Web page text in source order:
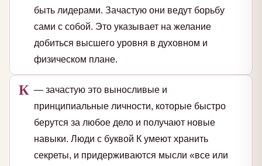
быть лидерами. Зачастую они ведут борьбу
сами с собой. Это указывает на желание
добиться высшего уровня в духовном и
физическом плане.
К — зачастую это выносливые и
принципиальные личности, которые быстро
берутся за любое дело и получают новые
навыки. Люди с буквой К умеют хранить
секреты, и придерживаются мысли «все или